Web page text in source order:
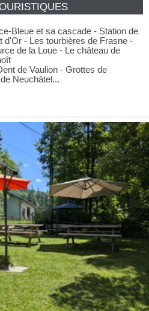
Bleue et sa cascade - Station de
d'Or - Les tourbières de Frasne -
de la Loue - Le château de
de Vaulion - Grottes de
Neuchâtel...